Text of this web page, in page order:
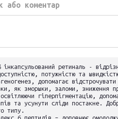
або коментар
інкапсульований ретиналь -
потужністю та
допомагає
як зморшки, заломи, зниження
гіперпігментацію,
та усунути сліди постакне.
типу.